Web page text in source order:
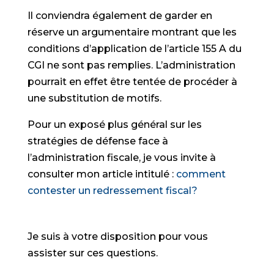
Il conviendra également de garder en
réserve un argumentaire montrant que les
conditions d’application de l’article 155 A du
CGI ne sont pas remplies. L’administration
pourrait en effet être tentée de procéder à
une substitution de motifs.
Pour un exposé plus général sur les
stratégies de défense face à
l’administration fiscale, je vous invite à
consulter mon article intitulé : comment
contester un redressement fiscal?
Je suis à votre disposition pour vous
assister sur ces questions.